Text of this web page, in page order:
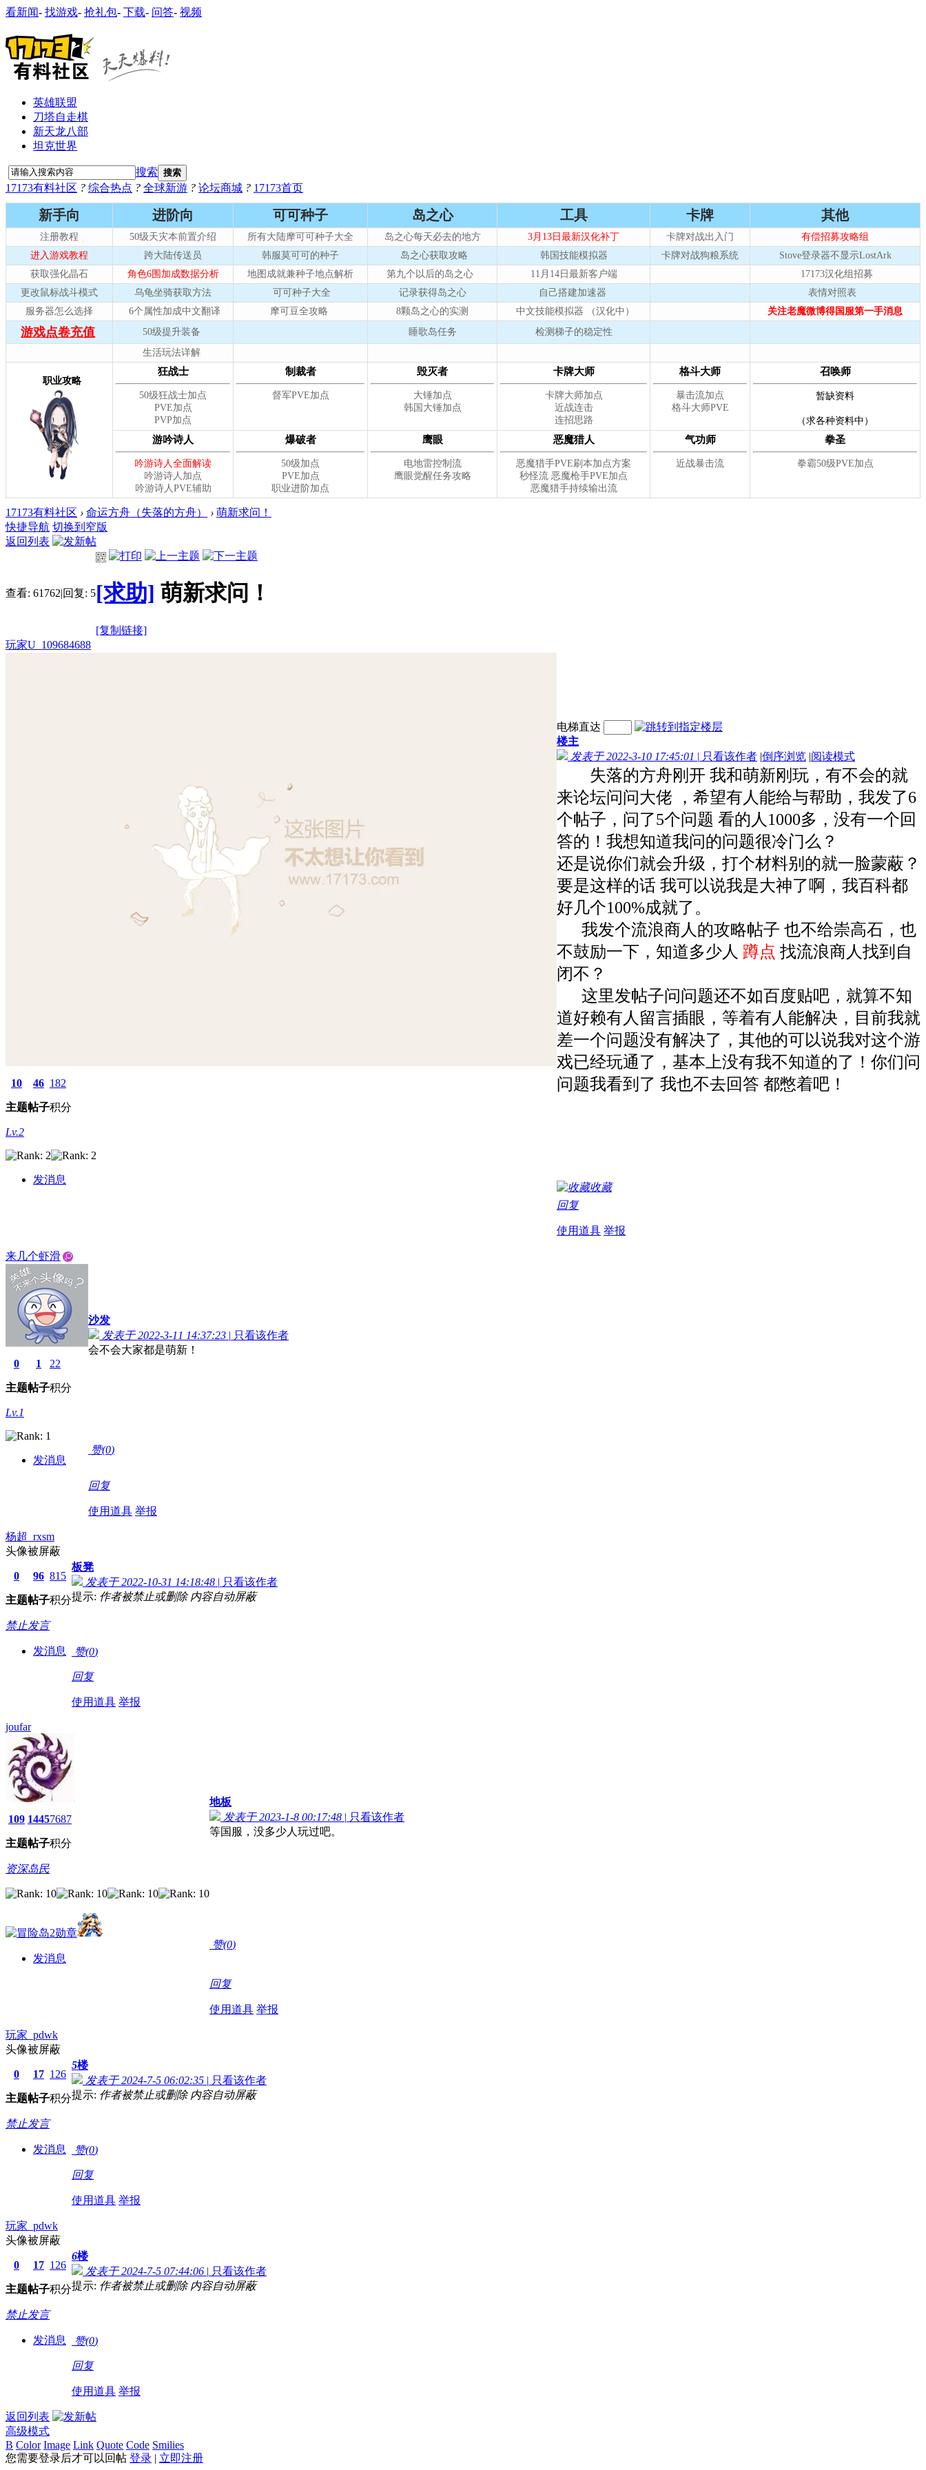
看新闻- 找游戏- 抢礼包- 下载- 问答- 视频
英雄联盟
刀塔自走棋
新天龙八部
坦克世界
搜索 搜索
17173有料社区 ? 综合热点 ? 全球新游 ? 论坛商城 ? 17173首页
17173有料社区 › 命运方舟（失落的方舟） › 萌新求问！
快捷导航 切换到窄版
返回列表
查看: 61762|回复: 5[求助] 萌新求问！
[复制链接]
玩家U_109684688
10
主题
46
帖子
182
积分
Lv.2
发消息
电梯直达
楼主
发表于 2022-3-10 17:45:01 | 只看该作者 |倒序浏览 |阅读模式
失落的方舟刚开 我和萌新刚玩，有不会的就
来论坛问问大佬 ，希望有人能给与帮助，我发了6
个帖子，问了5个问题 看的人1000多，没有一个回
答的！我想知道我问的问题很冷门么？
还是说你们就会升级，打个材料别的就一脸蒙蔽？
要是这样的话 我可以说我是大神了啊，我百科都
好几个100%成就了。
我发个流浪商人的攻略帖子 也不给崇高石，也
不鼓励一下，知道多少人 蹲点 找流浪商人找到自
闭不？
这里发帖子问问题还不如百度贴吧，就算不知
道好赖有人留言插眼，等着有人能解决，目前我就
差一个问题没有解决了，其他的可以说我对这个游
戏已经玩通了，基本上没有我不知道的了！你们问
问题我看到了 我也不去回答 都憋着吧！
收藏
回复
使用道具 举报
来几个虾滑
0
主题
1
帖子
22
积分
Lv.1
发消息
沙发
发表于 2022-3-11 14:37:23 | 只看该作者
会不会大家都是萌新！
赞(0)
回复
使用道具 举报
杨超_rxsm
头像被屏蔽
0
主题
96
帖子
815
积分
禁止发言
发消息
板凳
发表于 2022-10-31 14:18:48 | 只看该作者
提示: 作者被禁止或删除 内容自动屏蔽
赞(0)
回复
使用道具 举报
joufar
109
主题
1445
帖子
7687
积分
资深岛民
发消息
地板
发表于 2023-1-8 00:17:48 | 只看该作者
等国服，没多少人玩过吧。
赞(0)
回复
使用道具 举报
玩家_pdwk
头像被屏蔽
0
主题
17
帖子
126
积分
禁止发言
发消息
5楼
发表于 2024-7-5 06:02:35 | 只看该作者
提示: 作者被禁止或删除 内容自动屏蔽
赞(0)
回复
使用道具 举报
玩家_pdwk
头像被屏蔽
0
主题
17
帖子
126
积分
禁止发言
发消息
6楼
发表于 2024-7-5 07:44:06 | 只看该作者
提示: 作者被禁止或删除 内容自动屏蔽
赞(0)
回复
使用道具 举报
返回列表
高级模式
B Color Image Link Quote Code Smilies
您需要登录后才可以回帖 登录 | 立即注册